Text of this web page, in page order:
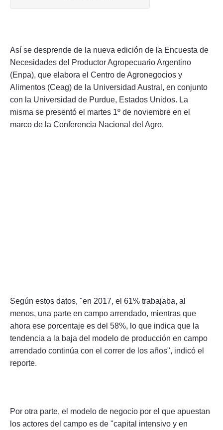
Así se desprende de la nueva edición de la Encuesta de
Necesidades del Productor Agropecuario Argentino
(Enpa), que elabora el Centro de Agronegocios y
Alimentos (Ceag) de la Universidad Austral, en conjunto
con la Universidad de Purdue, Estados Unidos. La
misma se presentó el martes 1º de noviembre en el
marco de la Conferencia Nacional del Agro.
Según estos datos, "en 2017, el 61% trabajaba, al
menos, una parte en campo arrendado, mientras que
ahora ese porcentaje es del 58%, lo que indica que la
tendencia a la baja del modelo de producción en campo
arrendado continúa con el correr de los años", indicó el
reporte.
Por otra parte, el modelo de negocio por el que apuestan
los actores del campo es de "capital intensivo y en